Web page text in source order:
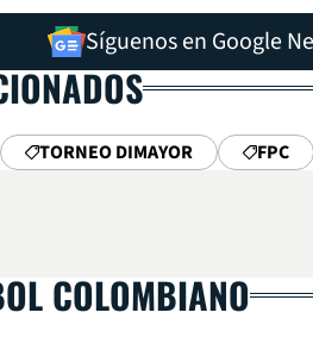
Síguenos en Google
TORNEO DIMAYOR FPC
COLOMBIANO